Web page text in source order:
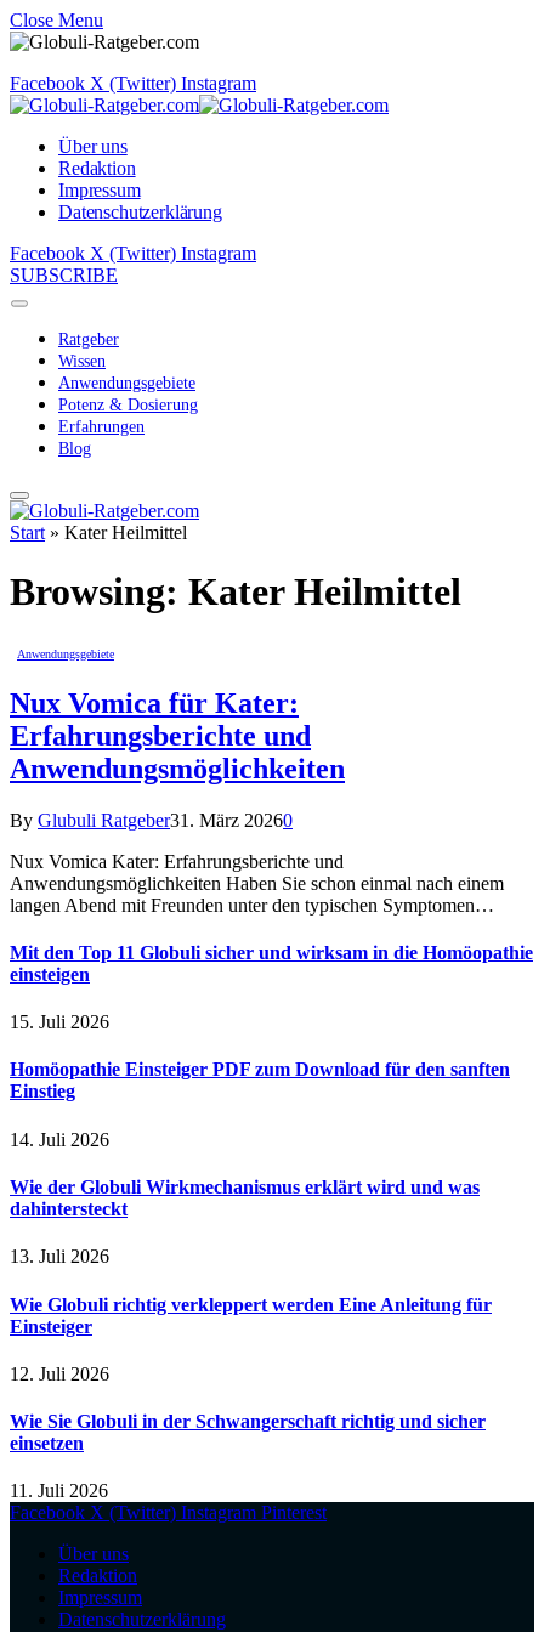
Close Menu
Facebook X (Twitter) Instagram
Über uns
Redaktion
Impressum
Datenschutzerklärung
Facebook X (Twitter) Instagram
SUBSCRIBE
Ratgeber
Wissen
Anwendungsgebiete
Potenz & Dosierung
Erfahrungen
Blog
Start » Kater Heilmittel
Browsing: Kater Heilmittel
Anwendungsgebiete
Nux Vomica für Kater:
Erfahrungsberichte und
Anwendungsmöglichkeiten
By Glubuli Ratgeber31. März 20260
Nux Vomica Kater: Erfahrungsberichte und
Anwendungsmöglichkeiten Haben Sie schon einmal nach einem
langen Abend mit Freunden unter den typischen Symptomen…
Mit den Top 11 Globuli sicher und wirksam in die Homöopathie
einsteigen
15. Juli 2026
Homöopathie Einsteiger PDF zum Download für den sanften
Einstieg
14. Juli 2026
Wie der Globuli Wirkmechanismus erklärt wird und was
dahintersteckt
13. Juli 2026
Wie Globuli richtig verkleppert werden Eine Anleitung für
Einsteiger
12. Juli 2026
Wie Sie Globuli in der Schwangerschaft richtig und sicher
einsetzen
11. Juli 2026
Facebook X (Twitter) Instagram Pinterest
Über uns
Redaktion
Impressum
Datenschutzerklärung